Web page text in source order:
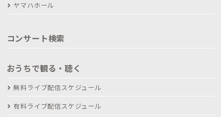
ヤマハホール
コンサート検索
おうちで観る・聴く
無料ライブ配信スケジュール
有料ライブ配信スケジュール